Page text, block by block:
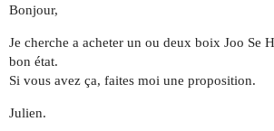
Bonjour,
Je cherche a acheter un ou deux boix Joo Se
bon état.
Si vous avez ça, faites moi une proposition.
Julien.